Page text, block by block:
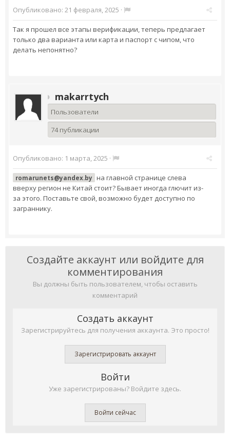
Опубликовано: 21 февраля, 2025 ·
Так я прошел все этапы верификации, теперь предлагает
только два варианта или карта и паспорт с чипом, что
делать непонятно?
makarrtych
Пользователи
74 публикации
Опубликовано: 1 марта, 2025 ·
romarunets@yandex.by на главной странице слева
вверху регион не Китай стоит? Бывает иногда глючит из-
за этого. Поставьте свой, возможно будет доступно по
заграннику.
Создайте аккаунт или войдите для
комментирования
Вы должны быть пользователем, чтобы оставить
комментарий
Создать аккаунт
Зарегистрируйтесь для получения аккаунта. Это просто!
Зарегистрировать аккаунт
Войти
Уже зарегистрированы? Войдите здесь.
Войти сейчас